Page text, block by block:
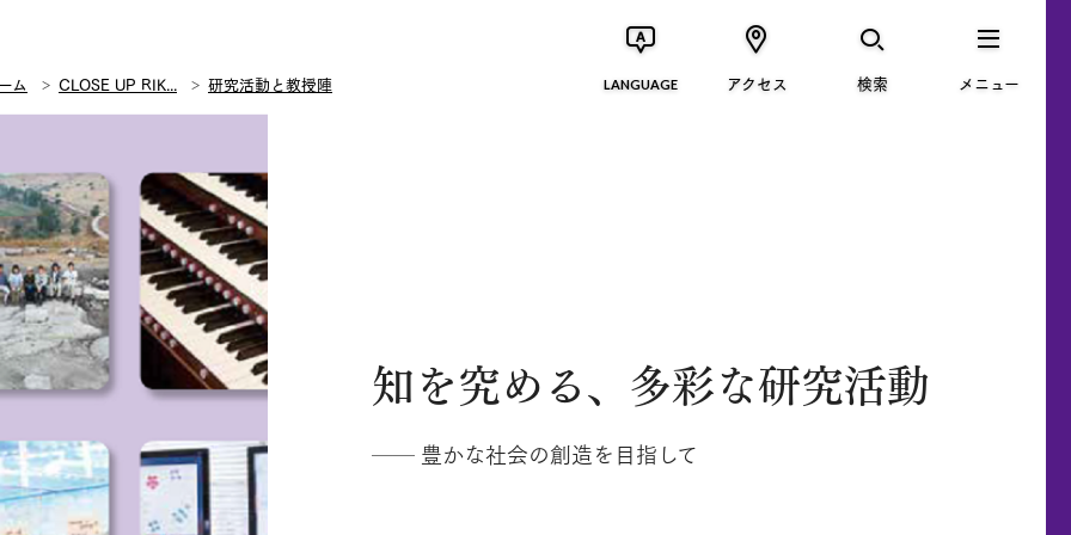
ム CLOSE UP RIK... 研究活動と教授陣 LANGUAGE アクセス 検索 メニュー
知を究める、多彩な研究活動
── 豊かな社会の創造を目指して